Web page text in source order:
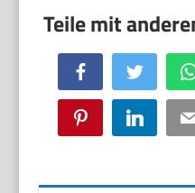
Facebook Twitter
Pinterest LinkedIn